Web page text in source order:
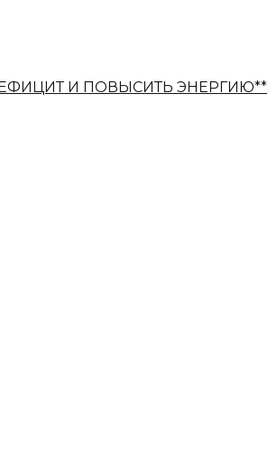
И ПОВЫСИТЬ ЭНЕРГИЮ**